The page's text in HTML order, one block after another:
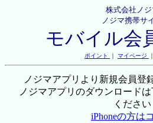
株式会社ノジ
ノジマ携帯サ
モバイル会
ポイント ｜ マイページ ｜
ノジマアプリより新規会員登
ノジマアプリのダウンロード
ください
iPhoneの方は